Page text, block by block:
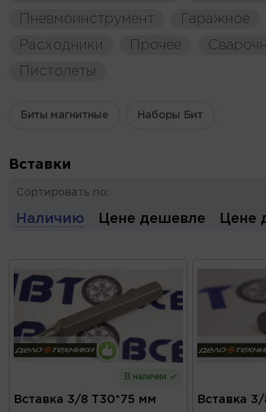
Пневмоинструмент
Гаражное
Расходники
Прочее
Пистолеты
Биты магнитные Наборы Бит
Вставки
Сортировать по:
Наличию Цене дешевле Цене
В наличии
Вставка 3/8 T30*75 мм
Вставка